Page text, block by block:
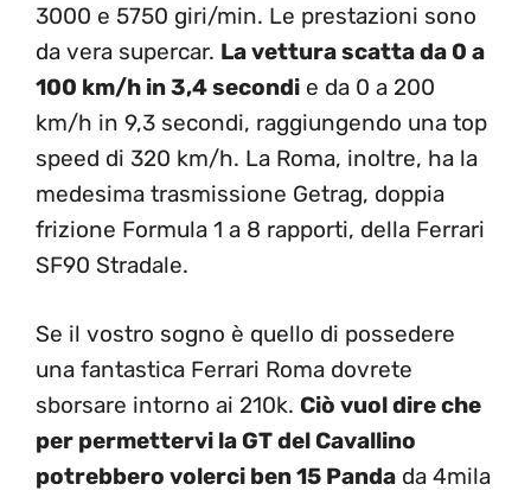
3000 e 5750 giri/min. Le prestazioni sono
da vera supercar. La vettura scatta da 0 a
100 km/h in 3,4 secondi e da 0 a 200
km/h in 9,3 secondi, raggiungendo una top
speed di 320 km/h. La Roma, inoltre, ha la
medesima trasmissione Getrag, doppia
frizione Formula 1 a 8 rapporti, della Ferrari
SF90 Stradale.
Se il vostro sogno è quello di possedere
una fantastica Ferrari Roma dovrete
sborsare intorno ai 210k. Ciò vuol dire che
per permettervi la GT del Cavallino
potrebbero volerci ben 15 Panda da 4mila